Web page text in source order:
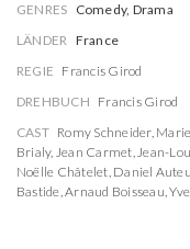
GENRES Comedy, Drama
LÄNDER France
REGIE Francis Girod
DREHBUCH Francis Girod
CAST Romy Schneider,
Brialy, Jean Carmet,Jean-
Noëlle Châtelet, Daniel
Bastide,Arnaud Boisseau,